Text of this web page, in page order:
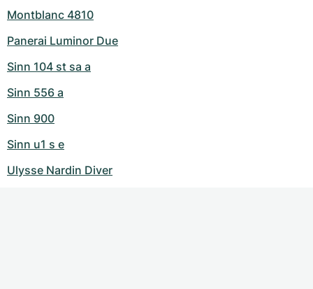
Montblanc 4810
Panerai Luminor Due
Sinn 104 st sa a
Sinn 556 a
Sinn 900
Sinn u1 s e
Ulysse Nardin Diver